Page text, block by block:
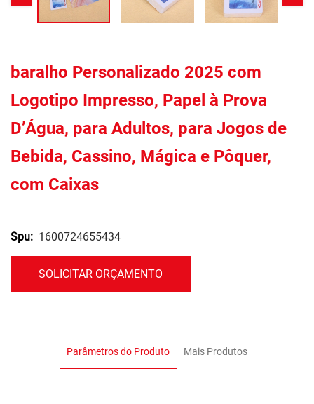
baralho Personalizado 2025 com
Logotipo Impresso, Papel à Prova
D’Água, para Adultos, para Jogos de
Bebida, Cassino, Mágica e Pôquer,
com Caixas
Spu: 1600724655434
SOLICITAR ORÇAMENTO
Parâmetros do Produto Mais Produtos